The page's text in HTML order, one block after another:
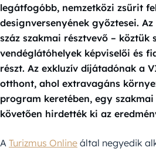
legátfogóbb, nemzetközi zsűrit
designversenyének győztesei.
száz szakmai résztvevő – köztük
vendéglátóhelyek képviselői és
részt. Az exkluzív díjátadónak a
otthont, ahol extravagáns
program keretében, egy
követően hirdették ki az
A Turizmus Online által negyedik